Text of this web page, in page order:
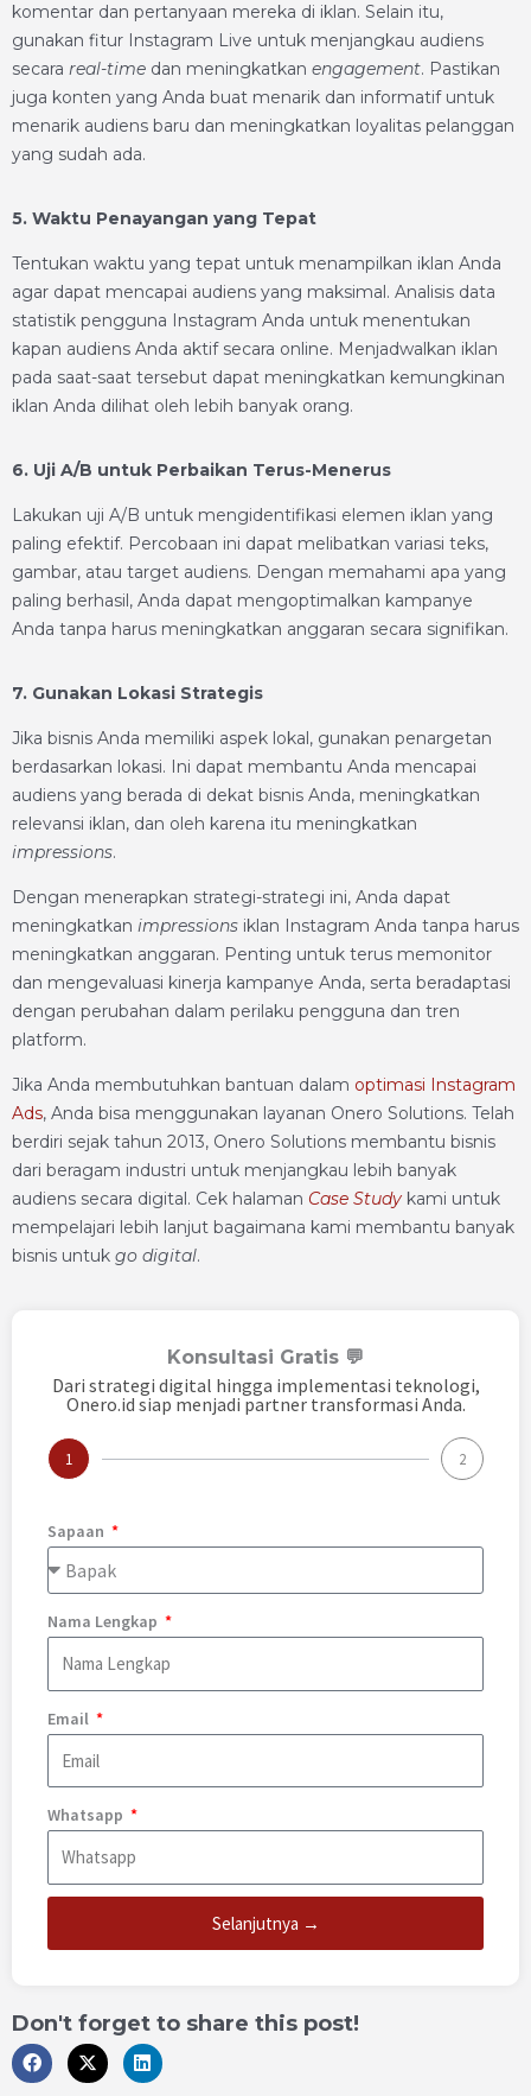
komentar dan pertanyaan mereka di iklan. Selain itu,
gunakan fitur Instagram Live untuk menjangkau audiens
secara real-time dan meningkatkan engagement. Pastikan
juga konten yang Anda buat menarik dan informatif untuk
menarik audiens baru dan meningkatkan loyalitas pelanggan
yang sudah ada.
5. Waktu Penayangan yang Tepat
Tentukan waktu yang tepat untuk menampilkan iklan Anda
agar dapat mencapai audiens yang maksimal. Analisis data
statistik pengguna Instagram Anda untuk menentukan
kapan audiens Anda aktif secara online. Menjadwalkan iklan
pada saat-saat tersebut dapat meningkatkan kemungkinan
iklan Anda dilihat oleh lebih banyak orang.
6. Uji A/B untuk Perbaikan Terus-Menerus
Lakukan uji A/B untuk mengidentifikasi elemen iklan yang
paling efektif. Percobaan ini dapat melibatkan variasi teks,
gambar, atau target audiens. Dengan memahami apa yang
paling berhasil, Anda dapat mengoptimalkan kampanye
Anda tanpa harus meningkatkan anggaran secara signifikan.
7. Gunakan Lokasi Strategis
Jika bisnis Anda memiliki aspek lokal, gunakan penargetan
berdasarkan lokasi. Ini dapat membantu Anda mencapai
audiens yang berada di dekat bisnis Anda, meningkatkan
relevansi iklan, dan oleh karena itu meningkatkan
impressions.
Dengan menerapkan strategi-strategi ini, Anda dapat
meningkatkan impressions iklan Instagram Anda tanpa harus
meningkatkan anggaran. Penting untuk terus memonitor
dan mengevaluasi kinerja kampanye Anda, serta beradaptasi
dengan perubahan dalam perilaku pengguna dan tren
platform.
Jika Anda membutuhkan bantuan dalam optimasi Instagram
Ads, Anda bisa menggunakan layanan Onero Solutions. Telah
berdiri sejak tahun 2013, Onero Solutions membantu bisnis
dari beragam industri untuk menjangkau lebih banyak
audiens secara digital. Cek halaman Case Study kami untuk
mempelajari lebih lanjut bagaimana kami membantu banyak
bisnis untuk go digital.
Konsultasi Gratis 💬
Dari strategi digital hingga implementasi teknologi,
Onero.id siap menjadi partner transformasi Anda.
1 2
Sapaan
Nama Lengkap
Email
Whatsapp
Selanjutnya →
Don't forget to share this post!